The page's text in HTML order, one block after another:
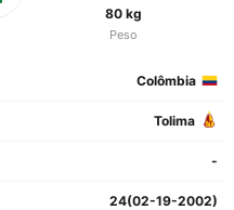
80 kg
Peso
Colômbia
Tolima
-
24(02-19-2002)